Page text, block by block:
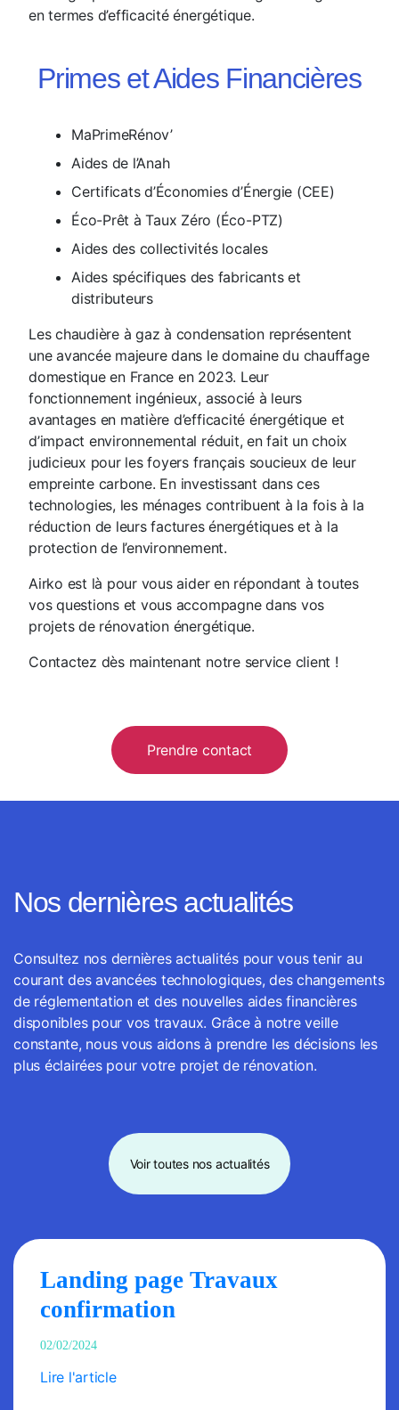
en termes d’efficacité énergétique.
Primes et Aides Financières
MaPrimeRénov’
Aides de l’Anah
Certificats d’Économies d’Énergie (CEE)
Éco-Prêt à Taux Zéro (Éco-PTZ)
Aides des collectivités locales
Aides spécifiques des fabricants et
distributeurs
Les chaudière à gaz à condensation représentent
une avancée majeure dans le domaine du chauffage
domestique en France en 2023. Leur
fonctionnement ingénieux, associé à leurs
avantages en matière d’efficacité énergétique et
d’impact environnemental réduit, en fait un choix
judicieux pour les foyers français soucieux de leur
empreinte carbone. En investissant dans ces
technologies, les ménages contribuent à la fois à la
réduction de leurs factures énergétiques et à la
protection de l’environnement.
Airko est là pour vous aider en répondant à toutes
vos questions et vous accompagne dans vos
projets de rénovation énergétique.
Contactez dès maintenant notre service client !
Prendre contact
Nos dernières actualités
Consultez nos dernières actualités pour vous tenir au
courant des avancées technologiques, des changements
de réglementation et des nouvelles aides financières
disponibles pour vos travaux. Grâce à notre veille
constante, nous vous aidons à prendre les décisions les
plus éclairées pour votre projet de rénovation.
Voir toutes nos actualités
Landing page Travaux
confirmation
02/02/2024
Lire l'article